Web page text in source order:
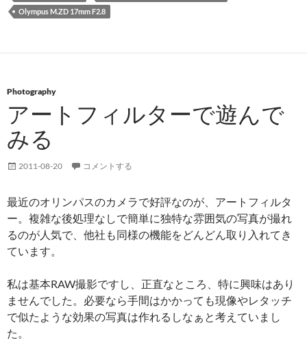
Olympus M.ZD 17mm F2.8
Photography
アートフィルターで遊んで
みる
2011-08-20 コメントする
最近のオリンパスのカメラで好評なのが、アートフィルタ
ー。複雑な後処理なしで簡単に独特な雰囲気の写真が撮れ
るのが人気で、他社も同様の機能をどんどん取り入れてき
ています。
私は基本RAW撮影ですし、正直なところ、特に興味はあり
ませんでした。必要なら手間はかかっても現像やレタッチ
で似たような効果の写真は作れるしなぁと考えていまし
た。